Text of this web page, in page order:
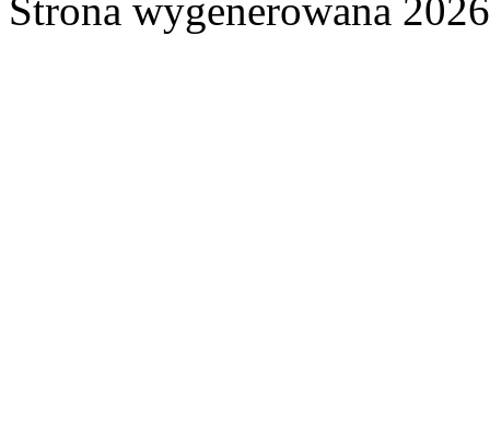
Strona wygenerowana